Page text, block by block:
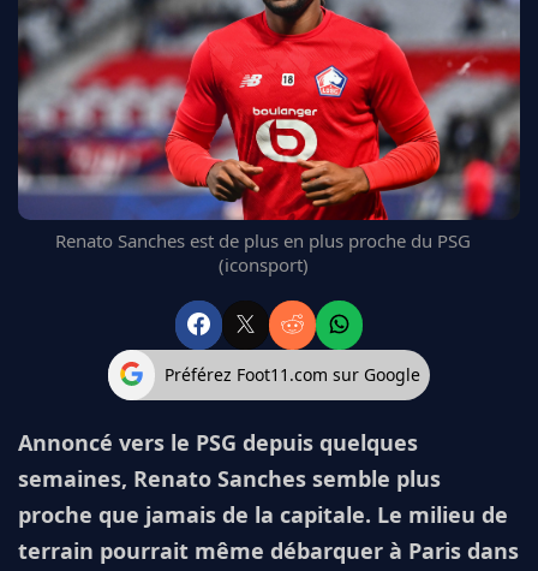
LIGUE 1
REAL MADRID
FC BARCELONE
MANCHESTER UNITED
CHELSEA
ARSENAL
BAYERN
L'AVIS DE LA RÉDAC'
Renato Sanches est de plus en plus proche du PSG
(iconsport)
Préférez Foot11.com sur Google
Annoncé vers le PSG depuis quelques
semaines, Renato Sanches semble plus
proche que jamais de la capitale. Le milieu de
terrain pourrait même débarquer à Paris dans